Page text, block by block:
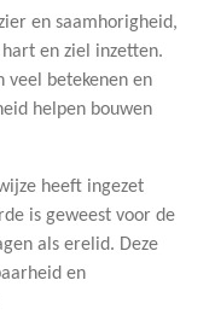
en saamhorigheid,
en ziel inzetten.
veel betekenen en
helpen bouwen
heeft ingezet
is geweest voor de
als erelid. Deze
en